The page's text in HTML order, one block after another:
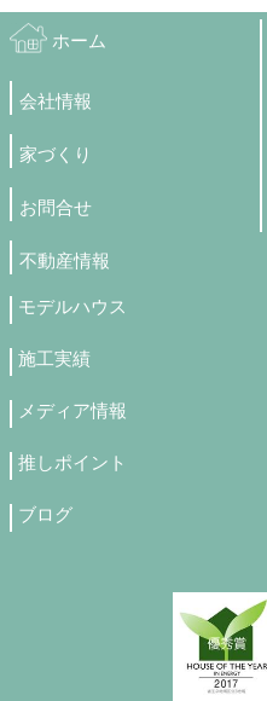
ホーム
会社情報
家づくり
お問合せ
不動産情報
モデルハウス
施工実績
メディア情報
推しポイント
ブログ